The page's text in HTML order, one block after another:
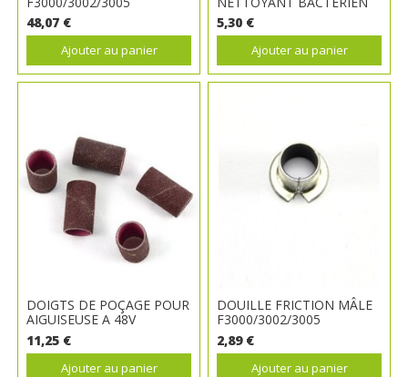
48,07 €
Ajouter au panier
5,30 €
Ajouter au panier
DOIGTS DE POÇAGE POUR
AIGUISEUSE A 48V
11,25 €
Ajouter au panier
DOUILLE FRICTION MÂLE
F3000/3002/3005
2,89 €
Ajouter au panier